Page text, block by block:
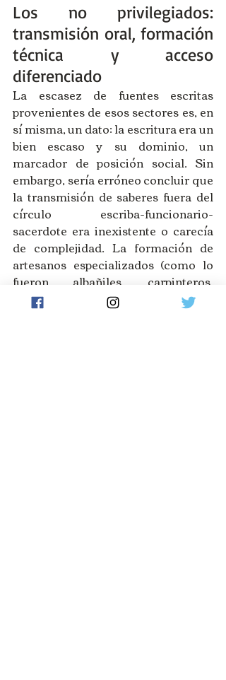
Los no privilegiados:
transmisión oral, formación
técnica y acceso
diferenciado
La escasez de fuentes escritas
provenientes de esos sectores es, en
sí misma, un dato: la escritura era un
bien escaso y su dominio, un
marcador de posición social. Sin
embargo, sería erróneo concluir que
la transmisión de saberes fuera del
círculo escriba-funcionario-
sacerdote era inexistente o carecía
de complejidad. La formación de
artesanos especializados (como lo
fueron albañiles, carpinteros,
pintores, joyeros, etc.), que
trabajaban en los grandes proyectos